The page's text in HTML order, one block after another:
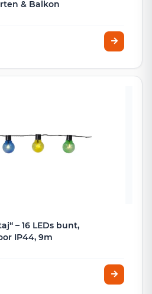
& Balkon
– 16 LEDs bunt,
IP44, 9m